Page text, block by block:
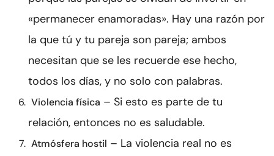
«permanecer enamoradas». Hay una razón por
la que tú y tu pareja son pareja; ambos
necesitan que se les recuerde ese hecho,
todos los días, y no solo con palabras.
Violencia física – Si esto es parte de tu
relación, entonces no es saludable.
Atmósfera hostil – La violencia real no es